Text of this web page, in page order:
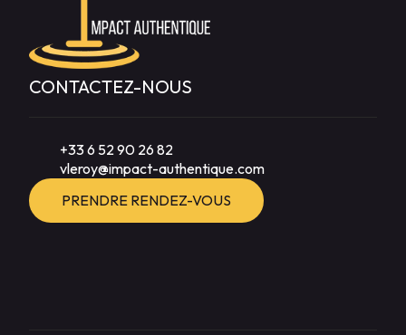
CONTACTEZ-NOUS
+33 6 52 90 26 82
vleroy@impact-authentique.com
PRENDRE RENDEZ-VOUS